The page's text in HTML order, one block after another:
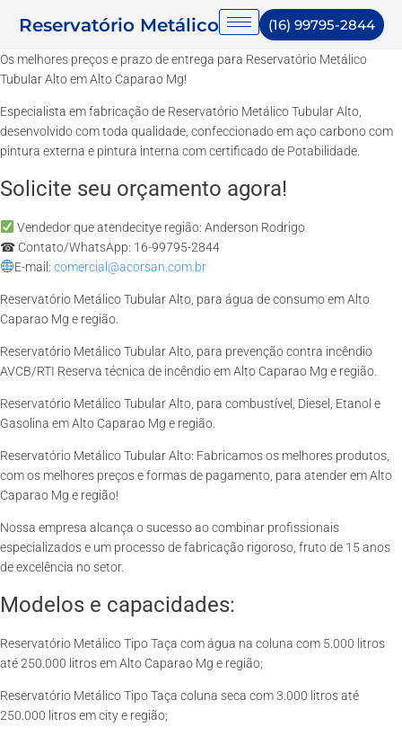
Reservatório Metálico (16) 99795-2844
Os melhores preços e prazo de entrega para Reservatório Metálico
Tubular Alto em Alto Caparao Mg!
Especialista em fabricação de Reservatório Metálico Tubular Alto,
desenvolvido com toda qualidade, confeccionado em aço carbono com
pintura externa e pintura interna com certificado de Potabilidade.
Solicite seu orçamento agora!
Vendedor que atendecitye região: Anderson Rodrigo
☎ Contato/WhatsApp: 16-99795-2844
E-mail: comercial@acorsan.com.br
Reservatório Metálico Tubular Alto, para água de consumo em Alto
Caparao Mg e região.
Reservatório Metálico Tubular Alto, para prevenção contra incêndio
AVCB/RTI Reserva técnica de incêndio em Alto Caparao Mg e região.
Reservatório Metálico Tubular Alto, para combustível, Diesel, Etanol e
Gasolina em Alto Caparao Mg e região.
Reservatório Metálico Tubular Alto: Fabricamos os melhores produtos,
com os melhores preços e formas de pagamento, para atender em Alto
Caparao Mg e região!
Nossa empresa alcança o sucesso ao combinar profissionais
especializados e um processo de fabricação rigoroso, fruto de 15 anos
de excelência no setor.
Modelos e capacidades:
Reservatório Metálico Tipo Taça com água na coluna com 5.000 litros
até 250.000 litros em Alto Caparao Mg e região;
Reservatório Metálico Tipo Taça coluna seca com 3.000 litros até
250.000 litros em city e região;